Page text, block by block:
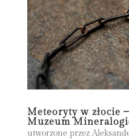
Meteoryty w złocie
Muzeum
utworzone przez